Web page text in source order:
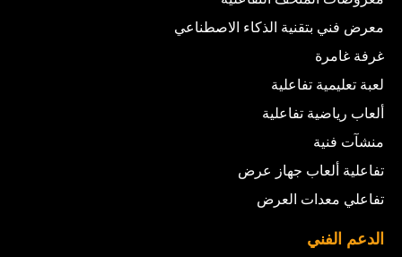
معرض فني بتقنية الذكاء الاصطناعي
غرفة غامرة
لعبة تعليمية تفاعلية
ألعاب رياضية تفاعلية
منشآت فنية
تفاعلية ألعاب جهاز عرض
تفاعلي معدات العرض
الدعم الفني